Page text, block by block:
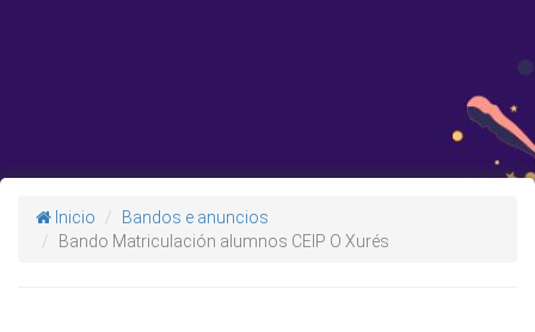
Inicio
Bandos e anuncios
Bando Matriculación alumnos CEIP O Xurés